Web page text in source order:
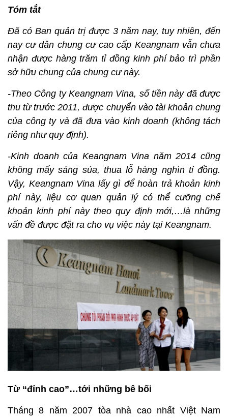
Tóm tắt
Đã có Ban quản trị được 3 năm nay, tuy nhiên, đến
nay cư dân chung cư cao cấp Keangnam vẫn chưa
nhận được hàng trăm tỉ đồng kinh phí bảo trì phần
sở hữu chung của chung cư này.
-Theo Công ty Keangnam Vina, số tiền này đã được
thu từ trước 2011, được chuyển vào tài khoản chung
của công ty và đã đưa vào kinh doanh (không tách
riêng như quy định).
-Kinh doanh của Keangnam Vina năm 2014 cũng
không mấy sáng sủa, thua lỗ hàng nghìn tỉ đồng.
Vậy, Keangnam Vina lấy gì để hoàn trả khoản kinh
phí này, liệu cơ quan quản lý có thể cưỡng chế
khoản kinh phí này theo quy định mới,…là những
vấn đề được đặt ra cho vụ việc này tại Keangnam.
Từ “đỉnh cao”…tới những bê bối
Tháng 8 năm 2007 tòa nhà cao nhất Việt Nam